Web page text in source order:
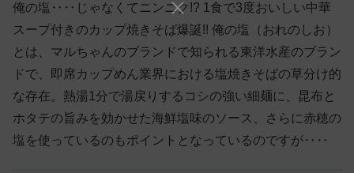
俺の塩‥‥じゃなくてニンニク!? 1食で3度おいしい中華
スープ付きのカップ焼きそば爆誕!! 俺の塩（おれのしお）
とは、マルちゃんのブランドで知られる東洋水産のブラン
ドで、即席カップめん業界における塩焼きそばの草分け的
な存在。熱湯1分で湯戻りするコシの強い細麺に、昆布と
ホタテの旨みを効かせた海鮮塩味のソース、さらに赤穂の
塩を使っているのもポイントとなっているのですが‥‥